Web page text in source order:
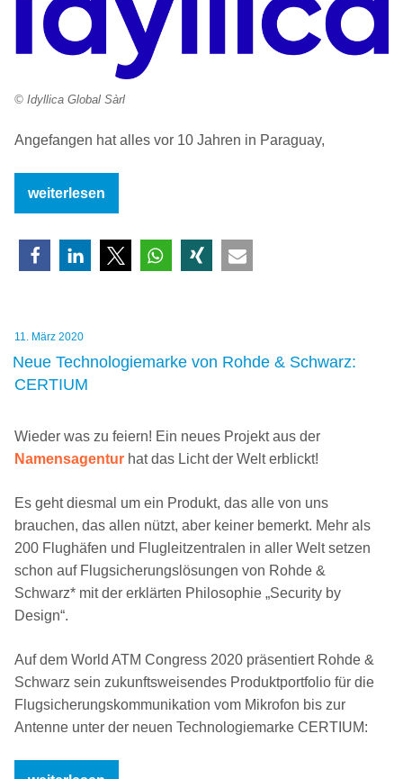
© Idyllica Global Sàrl
Angefangen hat alles vor 10 Jahren in Paraguay,
„Neue
Marke
–
schön,
weiterlesen
Veröffentlicht
am
11. März 2020
Neue Technologiemarke von Rohde & Schwarz:
CERTIUM
Wieder was zu feiern! Ein neues Projekt aus der
Namensagentur hat das Licht der Welt erblickt!
Es geht diesmal um ein Produkt, das alle von uns
brauchen, das allen nützt, aber keiner bemerkt. Mehr als
200 Flughäfen und Flugleitzentralen in aller Welt setzen
schon auf Flugsicherungslösungen von Rohde &
Schwarz* mit der erklärten Philosophie „Security by
Design“.
Auf dem World ATM Congress 2020 präsentiert Rohde &
Schwarz sein zukunftsweisendes Produktportfolio für die
Flugsicherungskommunikation vom Mikrofon bis zur
Antenne unter der neuen Technologiemarke CERTIUM: